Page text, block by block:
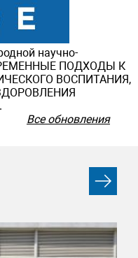
научно-
ПОДХОДЫ К
ВОСПИТАНИЯ,
Все обновления